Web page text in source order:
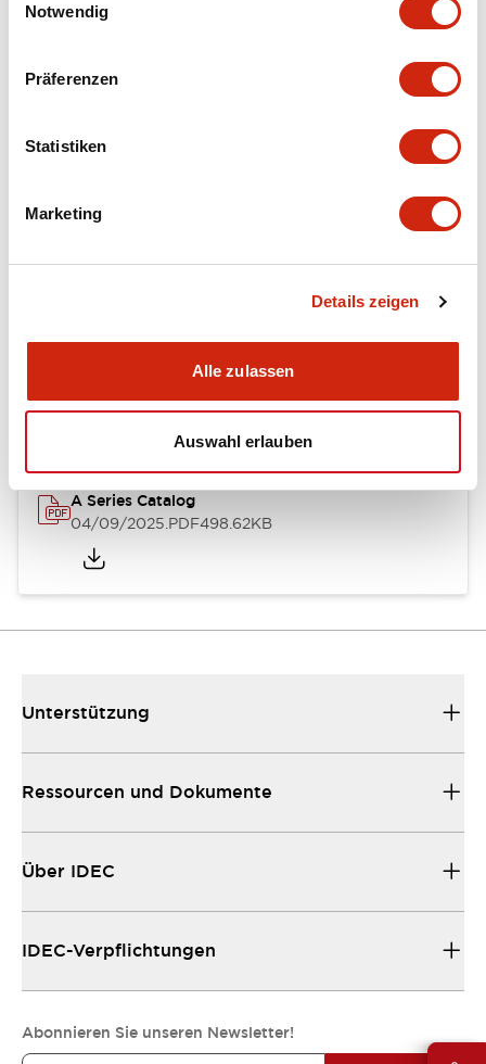
Notwendig
Präferenzen
Statistiken
Marketing
Details zeigen
Alle zulassen
Auswahl erlauben
Mechanical Specifications
Mounting and Installation Specifications
Dokumente und Dateien
Kataloge & Broschüren CAD-Dateien Genehmigungen &
A Series Catalog
04/09/2025.PDF498.62KB
Unterstützung
Ressourcen und Dokumente
Über IDEC
IDEC-Verpflichtungen
Abonnieren Sie unseren Newsletter!